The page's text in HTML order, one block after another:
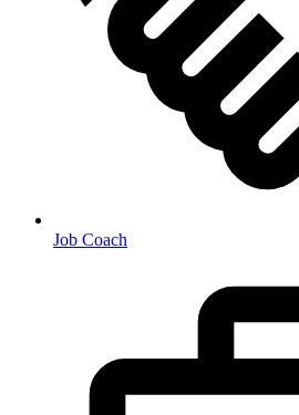
Job Coach